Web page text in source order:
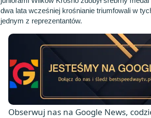
dwa lata wcześniej krośnianie triumfowali w
jednym z reprezentantów.
Obserwuj nas na Google News,